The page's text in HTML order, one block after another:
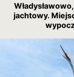
jachtowy.